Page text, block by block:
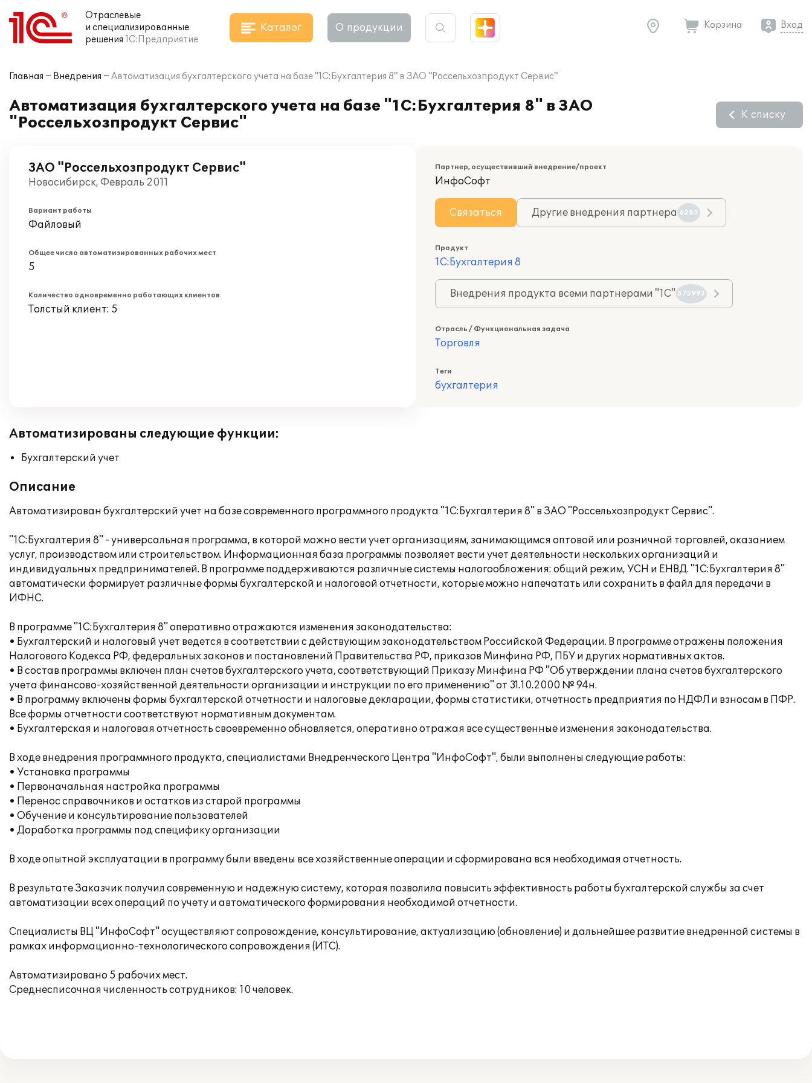
Отраслевые
и специализированные
решения 1С:Предприятие
Каталог О продукции Корзина Вход
Главная Внедрения Автоматизация бухгалтерского учета на базе "1С:Бухгалтерия 8" в ЗАО "Россельхозпродукт Сервис"
Автоматизация бухгалтерского учета на базе "1С:Бухгалтерия 8" в ЗАО
"Россельхозпродукт Сервис"
К списку
ЗАО "Россельхозпродукт Сервис"
Новосибирск, Февраль 2011
Вариант работы
Файловый
Общее число автоматизированных рабочих мест
5
Количество одновременно работающих клиентов
Толстый клиент: 5
Партнер, осуществивший внедрение/проект
ИнфоСофт
Связаться Другие внедрения партнера 6285
Продукт
1С:Бухгалтерия 8
Внедрения продукта всеми партнерами "1С" 575993
Отрасль / Функциональная задача
Торговля
Теги
бухгалтерия
Автоматизированы следующие функции:
Бухгалтерский учет
Описание
Автоматизирован бухгалтерский учет на базе современного программного продукта "1С:Бухгалтерия 8" в ЗАО "Россельхозпродукт Сервис".
"1С:Бухгалтерия 8" - универсальная программа, в которой можно вести учет организациям, занимающимся оптовой или розничной торговлей, оказанием
услуг, производством или строительством. Информационная база программы позволяет вести учет деятельности нескольких организаций и
индивидуальных предпринимателей. В программе поддерживаются различные системы налогообложения: общий режим, УСН и ЕНВД. "1С:Бухгалтерия 8"
автоматически формирует различные формы бухгалтерской и налоговой отчетности, которые можно напечатать или сохранить в файл для передачи в
ИФНС.
В программе "1С:Бухгалтерия 8" оперативно отражаются изменения законодательства:
• Бухгалтерский и налоговый учет ведется в соответствии с действующим законодательством Российской Федерации. В программе отражены положения
Налогового Кодекса РФ, федеральных законов и постановлений Правительства РФ, приказов Минфина РФ, ПБУ и других нормативных актов.
• В состав программы включен план счетов бухгалтерского учета, соответствующий Приказу Минфина РФ "Об утверждении плана счетов бухгалтерского
учета финансово-хозяйственной деятельности организации и инструкции по его применению" от 31.10.2000 № 94н.
• В программу включены формы бухгалтерской отчетности и налоговые декларации, формы статистики, отчетность предприятия по НДФЛ и взносам в ПФР.
Все формы отчетности соответствуют нормативным документам.
• Бухгалтерская и налоговая отчетность своевременно обновляется, оперативно отражая все существенные изменения законодательства.
В ходе внедрения программного продукта, специалистами Внедренческого Центра "ИнфоСофт", были выполнены следующие работы:
• Установка программы
• Первоначальная настройка программы
• Перенос справочников и остатков из старой программы
• Обучение и консультирование пользователей
• Доработка программы под специфику организации
В ходе опытной эксплуатации в программу были введены все хозяйственные операции и сформирована вся необходимая отчетность.
В результате Заказчик получил современную и надежную систему, которая позволила повысить эффективность работы бухгалтерской службы за счет
автоматизации всех операций по учету и автоматического формирования необходимой отчетности.
Специалисты ВЦ "ИнфоСофт" осуществляют сопровождение, консультирование, актуализацию (обновление) и дальнейшее развитие внедренной системы в
рамках информационно-технологического сопровождения (ИТС).
Автоматизировано 5 рабочих мест.
Среднесписочная численность сотрудников: 10 человек.